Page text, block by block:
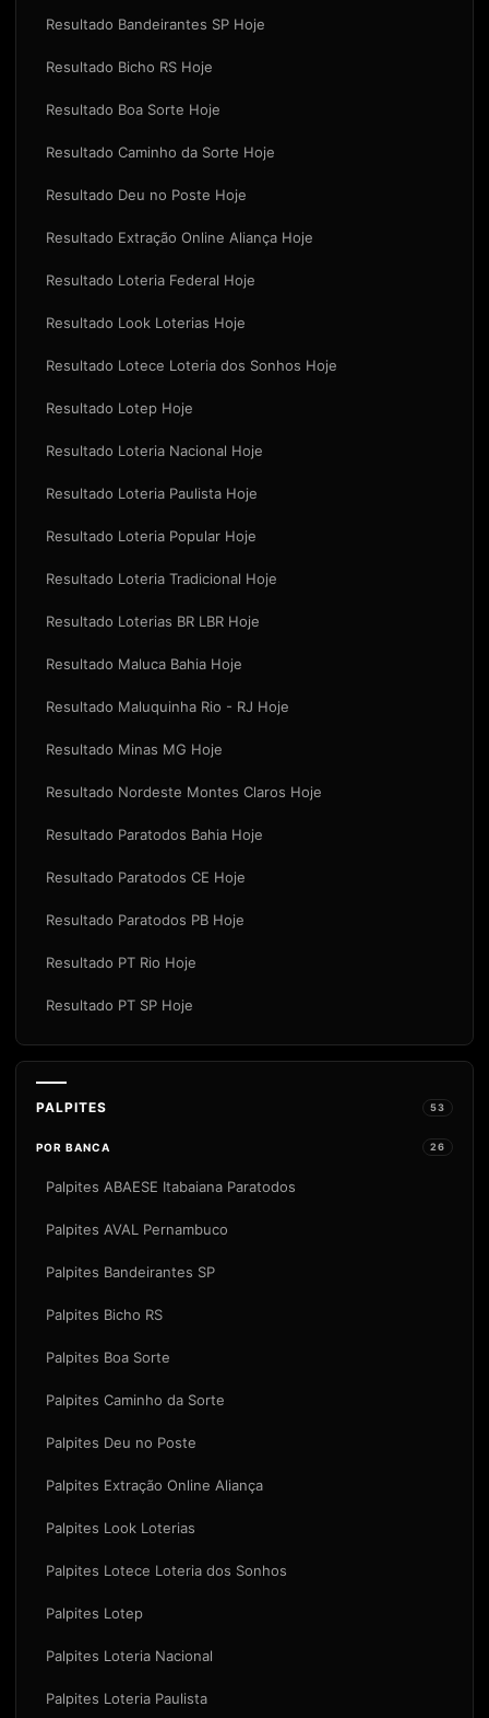
Resultado Bandeirantes SP Hoje
Resultado Bicho RS Hoje
Resultado Boa Sorte Hoje
Resultado Caminho da Sorte Hoje
Resultado Deu no Poste Hoje
Resultado Extração Online Aliança Hoje
Resultado Loteria Federal Hoje
Resultado Look Loterias Hoje
Resultado Lotece Loteria dos Sonhos Hoje
Resultado Lotep Hoje
Resultado Loteria Nacional Hoje
Resultado Loteria Paulista Hoje
Resultado Loteria Popular Hoje
Resultado Loteria Tradicional Hoje
Resultado Loterias BR LBR Hoje
Resultado Maluca Bahia Hoje
Resultado Maluquinha Rio - RJ Hoje
Resultado Minas MG Hoje
Resultado Nordeste Montes Claros Hoje
Resultado Paratodos Bahia Hoje
Resultado Paratodos CE Hoje
Resultado Paratodos PB Hoje
Resultado PT Rio Hoje
Resultado PT SP Hoje
PALPITES 53
POR BANCA 26
Palpites ABAESE Itabaiana Paratodos
Palpites AVAL Pernambuco
Palpites Bandeirantes SP
Palpites Bicho RS
Palpites Boa Sorte
Palpites Caminho da Sorte
Palpites Deu no Poste
Palpites Extração Online Aliança
Palpites Look Loterias
Palpites Lotece Loteria dos Sonhos
Palpites Lotep
Palpites Loteria Nacional
Palpites Loteria Paulista